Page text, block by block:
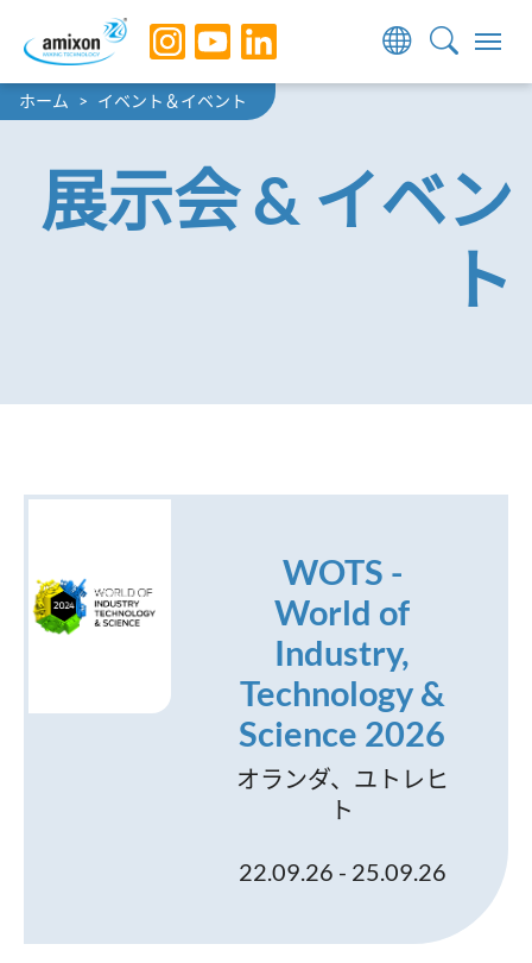
Skip to main navigation
Skip to main content
Skip to page footer
You are here:
ホーム イベント＆イベント
展示会 & イベン
ト
WOTS -
World of
Industry,
Technology &
Science 2026
オランダ、ユトレヒ
ト
22.09.26 - 25.09.26